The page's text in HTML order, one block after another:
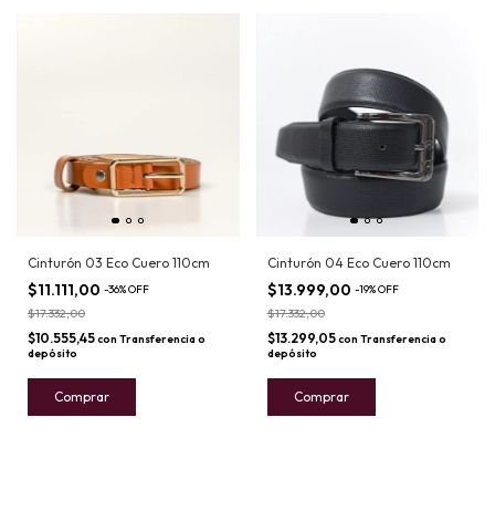
Cinturón 03 Eco Cuero 110cm
$11.111,00 -36%OFF
$17.332,00
$10.555,45con Transferencia o
depósito
Comprar
Cinturón 04 Eco Cuero 110cm
$13.999,00 -19%OFF
$17.332,00
$13.299,05con Transferencia o
depósito
Comprar